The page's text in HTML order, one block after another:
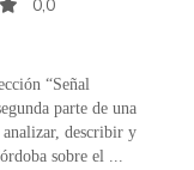
0,0
“Señal
parte de una
analizar, describir y
sobre el ...